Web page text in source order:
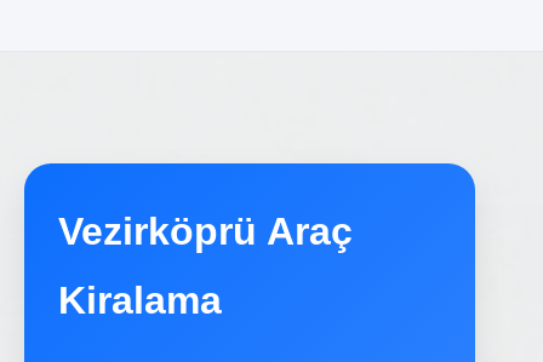
Vezirköprü Araç
Kiralama